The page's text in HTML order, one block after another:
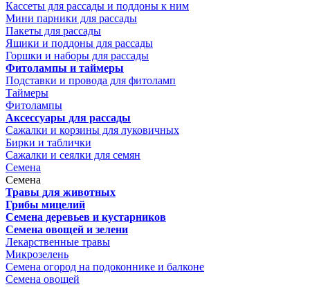
Кассеты для рассады и поддоны к ним
Мини парники для рассады
Пакеты для рассады
Ящики и поддоны для рассады
Горшки и наборы для рассады
Фитолампы и таймеры
Подставки и провода для фитоламп
Таймеры
Фитолампы
Аксессуары для рассады
Сажалки и корзины для луковичных
Бирки и таблички
Сажалки и сеялки для семян
Семена
Семена
Травы для животных
Грибы мицелий
Семена деревьев и кустарников
Семена овощей и зелени
Лекарственные травы
Микрозелень
Семена огород на подоконнике и балконе
Семена овощей